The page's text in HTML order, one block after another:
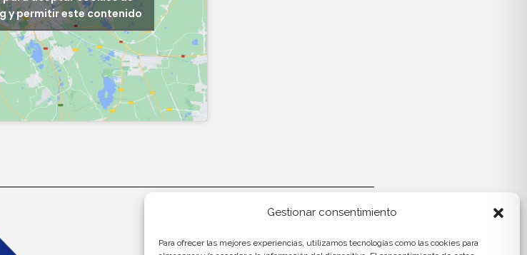
Gestionar consentimiento
Para ofrecer las mejores experiencias, utilizamos tecnologías como las cookies para
y permitir este contenido
Aviso Legal